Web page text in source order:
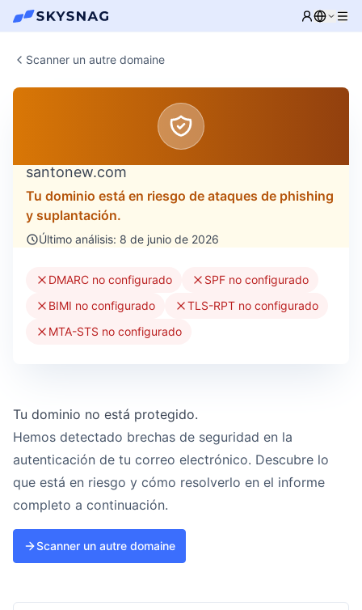
Scanner un autre domaine
santonew.com
Tu dominio está en riesgo de ataques de phishing
y suplantación.
Último análisis: 8 de junio de 2026
DMARC no configurado
SPF no configurado
BIMI no configurado
TLS-RPT no configurado
MTA-STS no configurado
Tu dominio no está protegido.
Hemos detectado brechas de seguridad en la
autenticación de tu correo electrónico. Descubre lo
que está en riesgo y cómo resolverlo en el informe
completo a continuación.
Scanner un autre domaine